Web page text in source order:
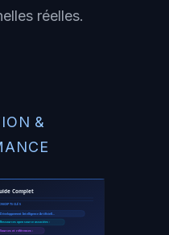
réelles.
&
Complet
CLÉS
Développement Intelligence Artificiell…
Ressources open source associées :
Sources et références :